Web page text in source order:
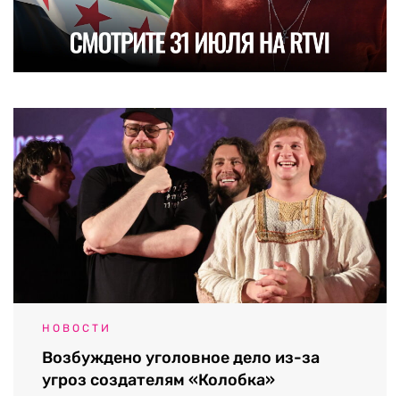
НОВОСТИ
Возбуждено уголовное дело из-за
угроз создателям «Колобка»